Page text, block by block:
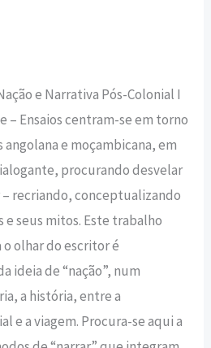
e Narrativa Pós-Colonial I
– Ensaios centram-se em torno
e moçambicana, em
procurando desvelar
– recriando, conceptualizando
e seus mitos. Este trabalho
olhar do escritor é
ideia de “nação”, num
a história, entre a
e a viagem. Procura-se aqui a